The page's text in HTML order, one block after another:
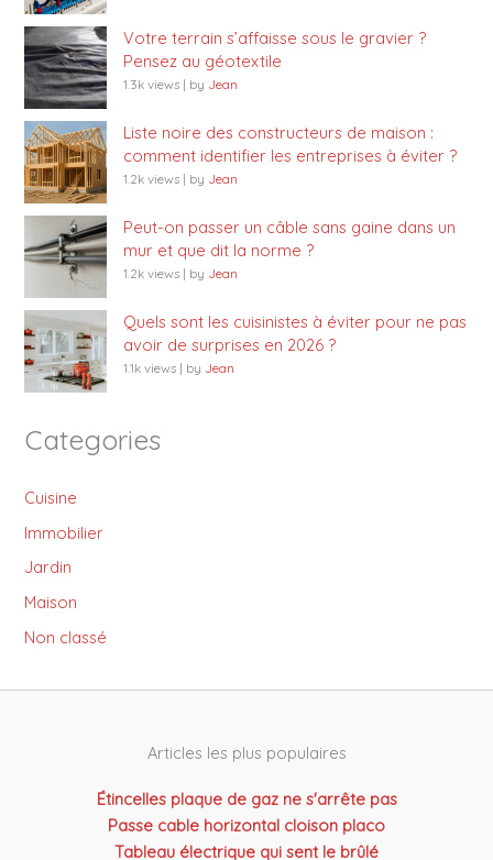
Votre terrain s’affaisse sous le gravier ?
Pensez au géotextile
1.3k views | by Jean
Liste noire des constructeurs de maison :
comment identifier les entreprises à éviter ?
1.2k views | by Jean
Peut-on passer un câble sans gaine dans un
mur et que dit la norme ?
1.2k views | by Jean
Quels sont les cuisinistes à éviter pour ne pas
avoir de surprises en 2026 ?
1.1k views | by Jean
Categories
Cuisine
Immobilier
Jardin
Maison
Non classé
Articles les plus populaires
Étincelles plaque de gaz ne s'arrête pas
Passe cable horizontal cloison placo
Tableau électrique qui sent le brûlé